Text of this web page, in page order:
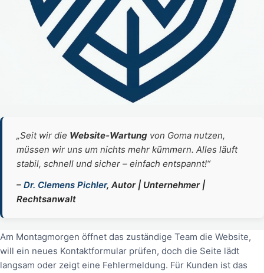
„Seit wir die Website‑Wartung von Goma nutzen,
müssen wir uns um nichts mehr kümmern. Alles läuft
stabil, schnell und sicher – einfach entspannt!“
– Dr. Clemens Pichler, Autor | Unternehmer |
Rechtsanwalt
Am Montagmorgen öffnet das zuständige Team die Website,
will ein neues Kontaktformular prüfen, doch die Seite lädt
langsam oder zeigt eine Fehlermeldung. Für Kunden ist das